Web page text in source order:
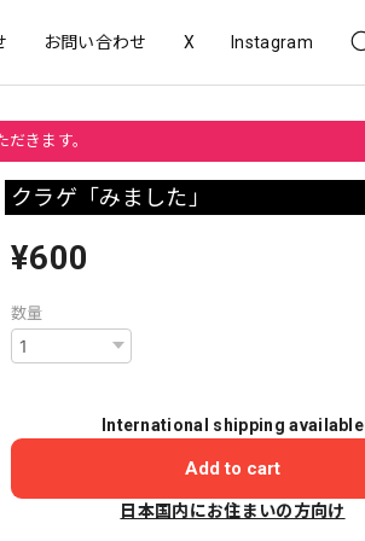
お問い合わせ X Instagram
きます。
クラゲ「みました」
¥600
数量
International shipping available
Add to cart
日本国内にお住まいの方向け